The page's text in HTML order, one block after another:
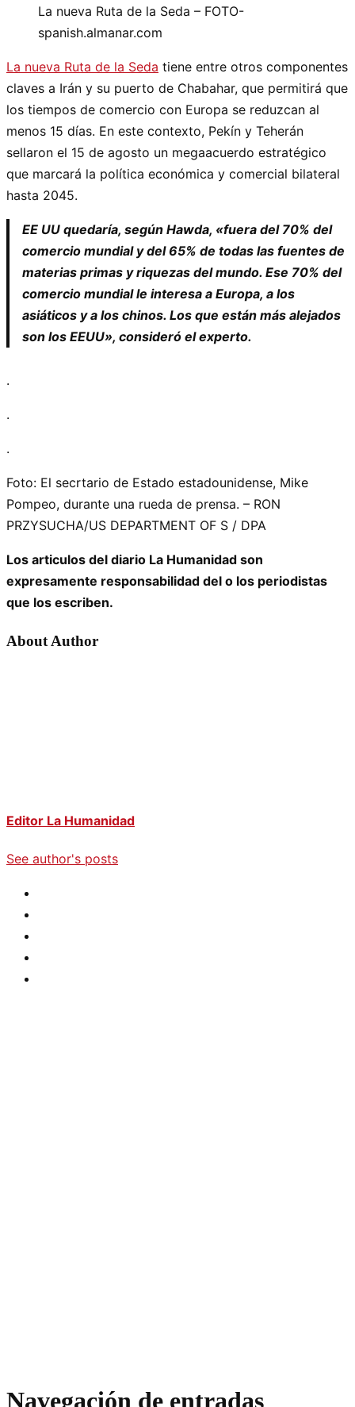
La nueva Ruta de la Seda – FOTO-
spanish.almanar.com
La nueva Ruta de la Seda tiene entre otros componentes
claves a Irán y su puerto de Chabahar, que permitirá que
los tiempos de comercio con Europa se reduzcan al
menos 15 días. En este contexto, Pekín y Teherán
sellaron el 15 de agosto un megaacuerdo estratégico
que marcará la política económica y comercial bilateral
hasta 2045.
EE UU quedaría, según Hawda, «fuera del 70% del
comercio mundial y del 65% de todas las fuentes de
materias primas y riquezas del mundo. Ese 70% del
comercio mundial le interesa a Europa, a los
asiáticos y a los chinos. Los que están más alejados
son los EEUU», consideró el experto.
.
.
.
Foto: El secrtario de Estado estadounidense, Mike
Pompeo, durante una rueda de prensa. – RON
PRZYSUCHA/US DEPARTMENT OF S / DPA
Los articulos del diario La Humanidad son
expresamente responsabilidad del o los periodistas
que los escriben.
About Author
Editor La Humanidad
See author's posts
Navegación de entradas